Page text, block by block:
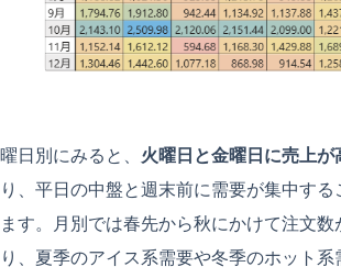
曜日別にみると、 火曜日と金曜日に売上が
り、平日の中盤と週末前に需要が集中する
ます。月別では春先から秋にかけて注文数
り、夏季のアイス系需要や冬季のホット